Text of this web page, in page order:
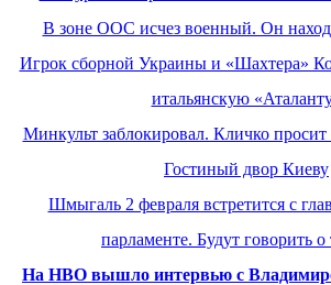
В зоне ООС исчез военный. Он
Игрок сборной Украины и «Шахтера»
итальянскую
Минкульт заблокировал. Кличко просит
Гостиный двор Киеву
Шмыгаль 2 февраля встретится с
парламенте. Будут говорить о
На HBO вышло интервью с